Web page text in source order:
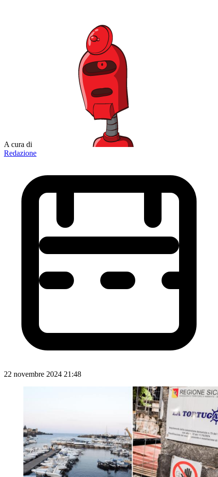
A cura di
Redazione
22 novembre 2024 21:48